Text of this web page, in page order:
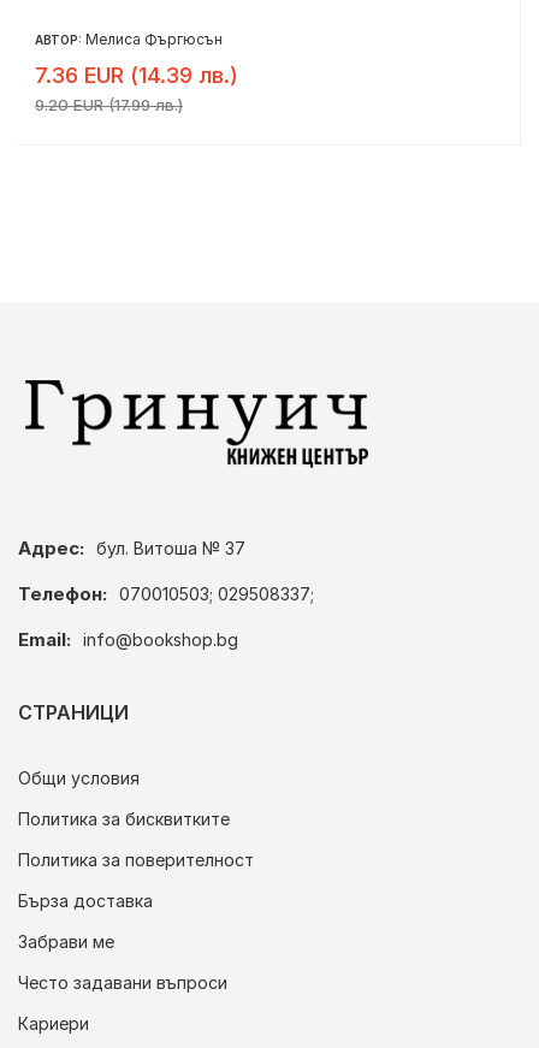
АВТОР: Мелиса Фъргюсън
7.36 EUR (14.39 лв.)
9.20 EUR (17.99 лв.)
Адрес: бул. Витоша № 37
Телефон: 070010503; 029508337;
Email: info@bookshop.bg
СТРАНИЦИ
Общи условия
Политика за бисквитките
Политика за поверителност
Бърза доставка
Забрави ме
Често задавани въпроси
Кариери